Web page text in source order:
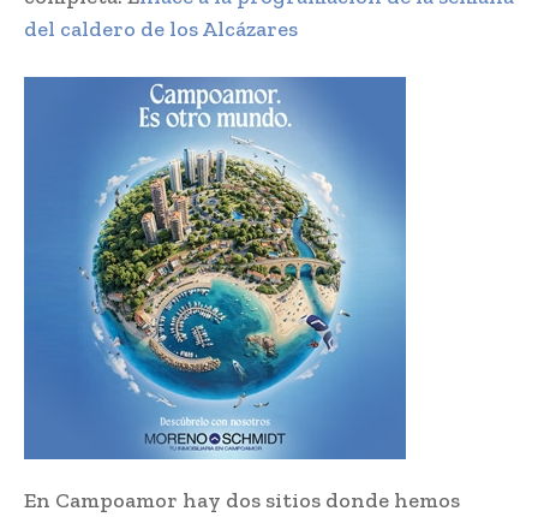
del caldero de los Alcázares
En Campoamor hay dos sitios donde hemos